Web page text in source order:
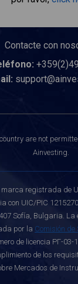
Contacte con
are not
Ainvesting.
registrada de
con UIC/PIC
Sofía, Bulgaria.
por la Comisión
de licencia РГ-
de los
Mercados de